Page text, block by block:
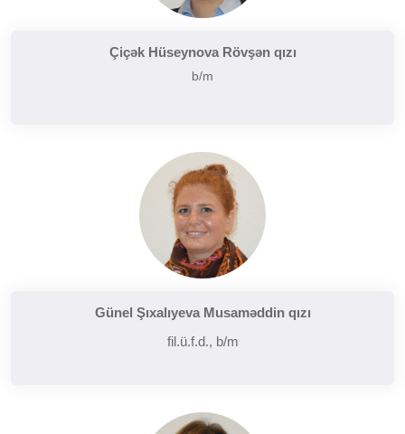
Çiçək Hüseynova Rövşən qızı
b/m
Günel Şıxalıyeva Musaməddin qızı
fil.ü.f.d., b/m